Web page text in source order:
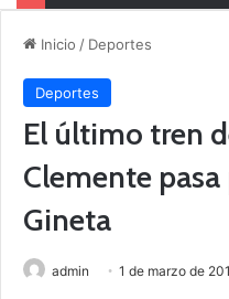
Inicio / Deportes
Deportes
El último tren
Clemente pasa
Gineta
admin 1 de marzo de